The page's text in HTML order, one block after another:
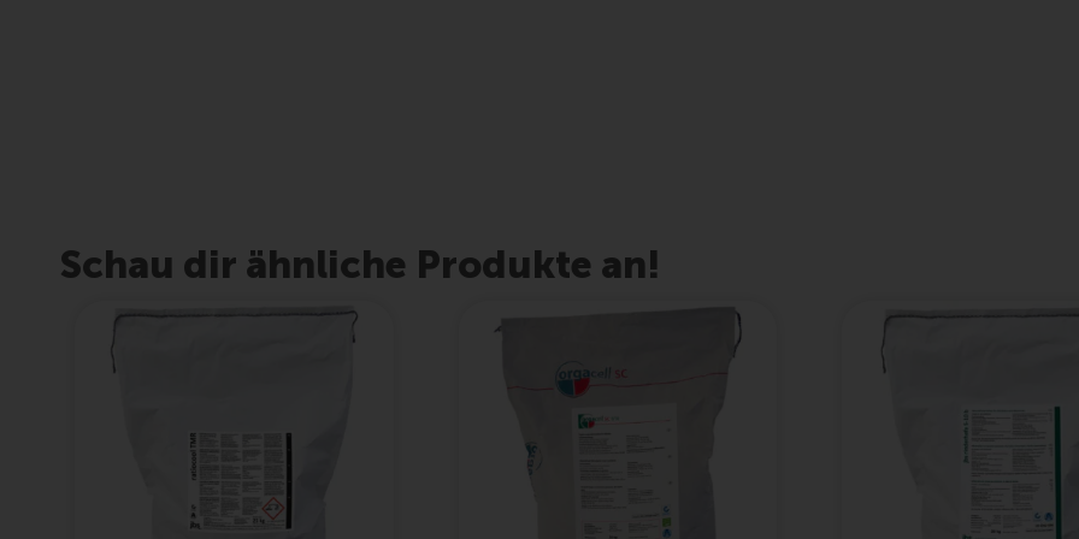
Schau dir ähnliche Produkte an!